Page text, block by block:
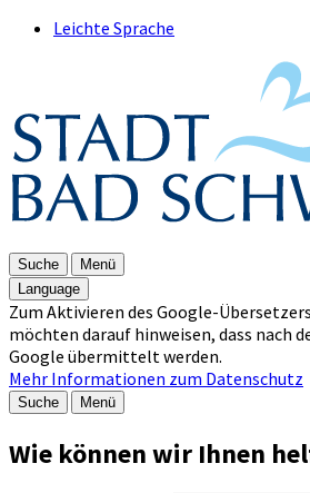
Leichte Sprache
Suche
Menü
Language
Zum Aktivieren des Google-
möchten darauf hinweisen, dass nach
Google übermittelt werden.
Mehr Informationen zum Datenschutz
Suche Menü
Wie können wir Ihnen